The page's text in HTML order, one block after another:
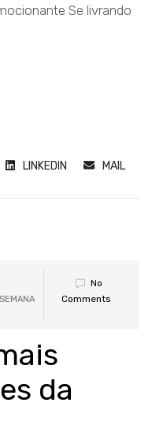
Se livrando
LINKEDIN MAIL
No
Comments
da